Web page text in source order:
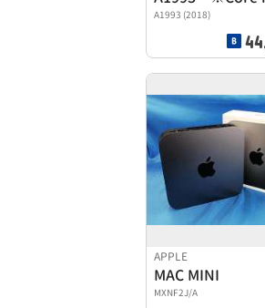
A1993 (2018)
APPLE
MAC MINI
MXNF2J/A